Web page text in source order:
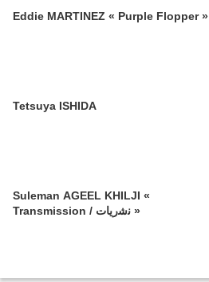
Eddie MARTINEZ « Purple Flopper »
Tetsuya ISHIDA
Suleman AGEEL KHILJI «
Transmission / ﻧﺷرﯾﺎت »